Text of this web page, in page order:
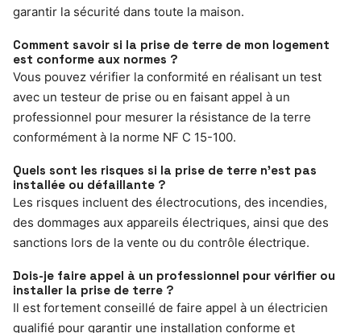
garantir la sécurité dans toute la maison.
Comment savoir si la prise de terre de mon logement
est conforme aux normes ?
Vous pouvez vérifier la conformité en réalisant un test
avec un testeur de prise ou en faisant appel à un
professionnel pour mesurer la résistance de la terre
conformément à la norme NF C 15-100.
Quels sont les risques si la prise de terre n’est pas
installée ou défaillante ?
Les risques incluent des électrocutions, des incendies,
des dommages aux appareils électriques, ainsi que des
sanctions lors de la vente ou du contrôle électrique.
Dois-je faire appel à un professionnel pour vérifier ou
installer la prise de terre ?
Il est fortement conseillé de faire appel à un électricien
qualifié pour garantir une installation conforme et